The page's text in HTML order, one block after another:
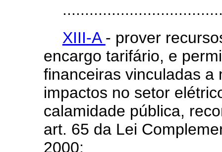
XIII-A - prover
encargo tarifário, e
financeiras vinculadas a
impactos no setor
calamidade pública,
art. 65 da Lei
2000;